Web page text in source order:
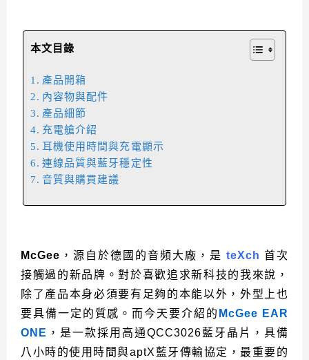
本文目錄
產品開箱
內容物與配件
產品細節
充電艙介紹
耳機使用時間與充電顯示
連線品質與藍牙穩定性
音質與購買建議
McGee ，源自於德國的音頻大廠，是 teXch 首次
接觸過的新品牌。對於喜歡追求新科技的我來說，
除了產品本身必須要有足夠的本能以外，外型上也
要具備一定的質感。而今天要介紹的 McGee EAR
ONE ，是一款採用高通QCC3026藍牙晶片，具備
八小時的使用時間與aptX藍牙傳輸協定，最重要的